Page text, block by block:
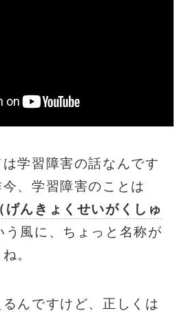
学習障害の話なんです
、学習障害のことは
げんきょくせいがくしゅ
う風に、ちょっと名称が
。
んですけど、正しくは